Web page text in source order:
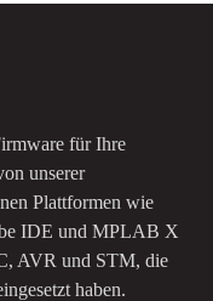
für Ihre
unserer
Plattformen wie
IDE und MPLAB X
AVR und STM, die
haben.